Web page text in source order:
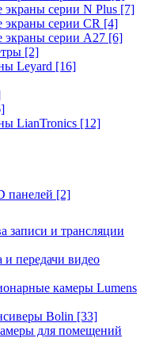
экраны серии N Plus [7]
серии CR [4]
экраны серии А27 [6]
[2]
Leyard [16]
LianTronics [12]
панелей [2]
записи и трансляции
и передачи видео
камеры Lumens
Bolin [33]
для помещений